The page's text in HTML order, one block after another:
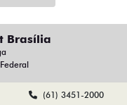
Brasília
(61) 3451-2000